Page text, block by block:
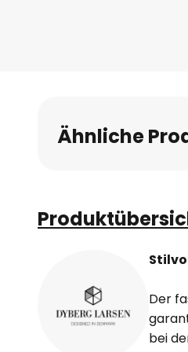
Ähnliche
Der
bei